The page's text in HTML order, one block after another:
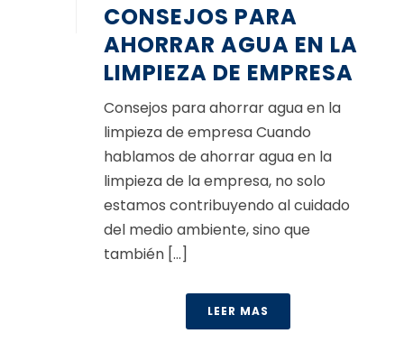
CONSEJOS PARA
AHORRAR AGUA EN LA
LIMPIEZA DE EMPRESA
Consejos para ahorrar agua en la
limpieza de empresa Cuando
hablamos de ahorrar agua en la
limpieza de la empresa, no solo
estamos contribuyendo al cuidado
del medio ambiente, sino que
también [...]
LEER MAS